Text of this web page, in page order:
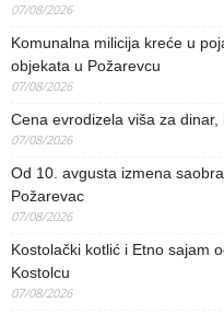
07/08/2026
Komunalna milicija kreće u
objekata u Požarevcu
07/08/2026
Cena evrodizela viša za
07/08/2026
Od 10. avgusta izmena
Požarevac
07/08/2026
Kostolački kotlić i Etno sajam
Kostolcu
07/08/2026